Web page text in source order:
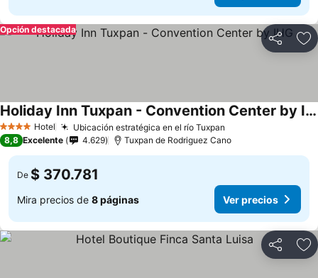
Compartir
Opción destacada
4 EstrellasHotel Ubicación estratégica en el río Tuxpan
Holiday Inn Tuxpan - Convention Center by IHG
Ver precios
8,8 Excelente 4.629 Tuxpan de Rodriguez Cano
De $ 370.781
Mira precios de 8 páginas Ver precios
Compartir